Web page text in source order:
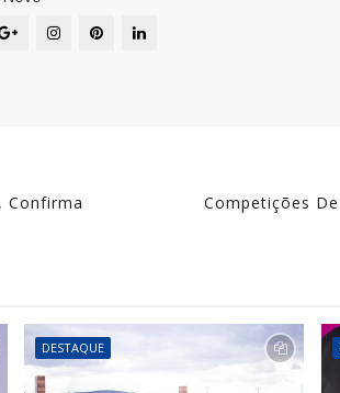
Confirma
Competições
DESTAQUE